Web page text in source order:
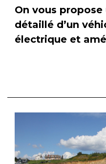
On vous
détaillé d’un
électrique et